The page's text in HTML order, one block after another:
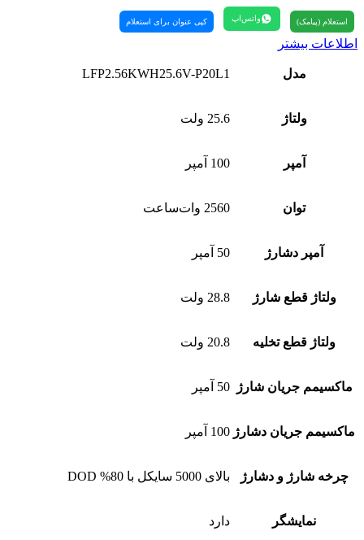
استعلام (پیامک) واتس‌اپ کپی عنوان برای استعلام
اطلاعات بیشتر
مدل LFP2.56KWH25.6V-P20L1
ولتاژ 25.6 ولت
آمپر 100 آمپر
توان 2560 وات‌ساعت
آمپر دشارژ 50 آمپر
ولتاژ قطع شارژ 28.8 ولت
ولتاژ قطع تخلیه 20.8 ولت
ماکسیمم جریان شارژ 50 آمپر
ماکسیمم جریان دشارژ 100 آمپر
چرخه شارژ و دشارژ بالای 5000 سایکل با 80% DOD
نمایشگر دارد